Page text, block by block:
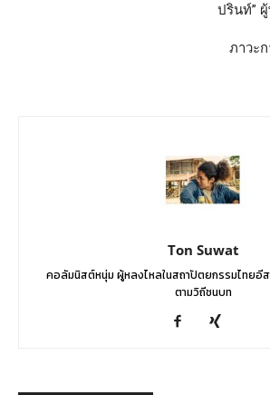
ปรินท์”
ภาวะ
Ton Suwat
คอลัมนิสต์หนุ่ม ผู้หลงไหลในสถาปัตยกรรมไทยอีส
ตามวิถีชนบท